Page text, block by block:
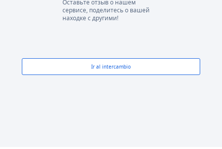
Оставьте отзыв о нашем
сервисе, поделитесь о вашей
находке с другими!
Ir al intercambio